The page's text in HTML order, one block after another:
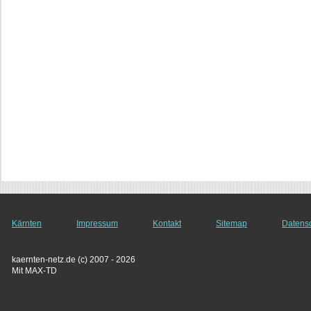
Kärnten Impressum Kontakt Sitemap
kaernten-netz.de (c) 2007 - 2026
Mit MAX-TD